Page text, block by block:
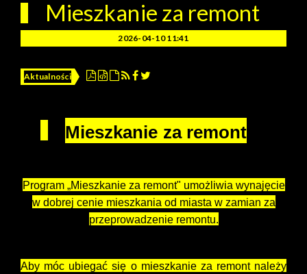
Mieszkanie za remont
2026-04-10 11:41
Aktualności
Mieszkanie za remont
Program „Mieszkanie za remont" umożliwia wynajęcie
w dobrej cenie mieszkania od miasta w zamian za
przeprowadzenie remontu.
Aby móc ubiegać się o mieszkanie za remont należy